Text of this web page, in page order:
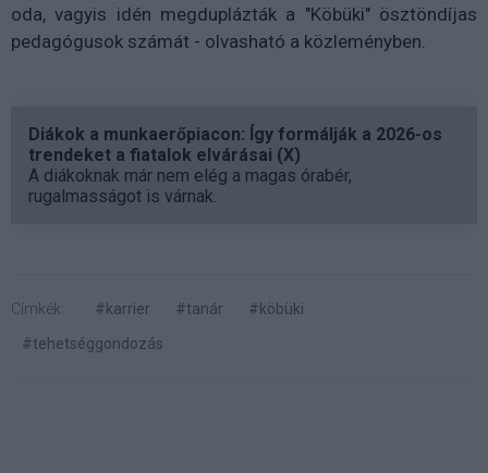
oda, vagyis idén megduplázták a "Köbüki" ösztöndíjas
pedagógusok számát - olvasható a közleményben.
Diákok a munkaerőpiacon: Így formálják a 2026-os
trendeket a fiatalok elvárásai (X)
A diákoknak már nem elég a magas órabér,
rugalmasságot is várnak.
Címkék: #karrier #tanár
#köbüki
#tehetséggondozás